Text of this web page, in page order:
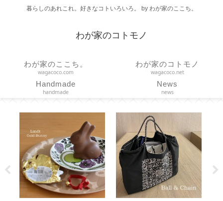
暮らしのあれこれ。好きなコトいろいろ。 by わが家のここち。
わが家のコトモノ
わが家のここち。
wagacoco.com
わが家のコトモノ
wagacoco.net
Handmade
handmade
News
news